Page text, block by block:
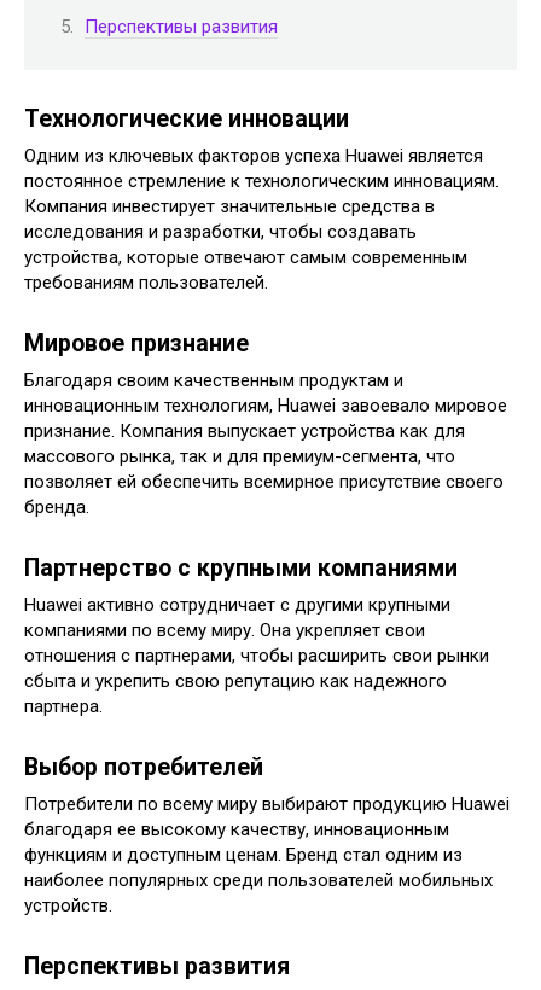
Перспективы развития
Технологические инновации
Одним из ключевых факторов успеха Huawei является
постоянное стремление к технологическим инновациям.
Компания инвестирует значительные средства в
исследования и разработки, чтобы создавать
устройства, которые отвечают самым современным
требованиям пользователей.
Мировое признание
Благодаря своим качественным продуктам и
инновационным технологиям, Huawei завоевало мировое
признание. Компания выпускает устройства как для
массового рынка, так и для премиум-сегмента, что
позволяет ей обеспечить всемирное присутствие своего
бренда.
Партнерство с крупными компаниями
Huawei активно сотрудничает с другими крупными
компаниями по всему миру. Она укрепляет свои
отношения с партнерами, чтобы расширить свои рынки
сбыта и укрепить свою репутацию как надежного
партнера.
Выбор потребителей
Потребители по всему миру выбирают продукцию Huawei
благодаря ее высокому качеству, инновационным
функциям и доступным ценам. Бренд стал одним из
наиболее популярных среди пользователей мобильных
устройств.
Перспективы развития